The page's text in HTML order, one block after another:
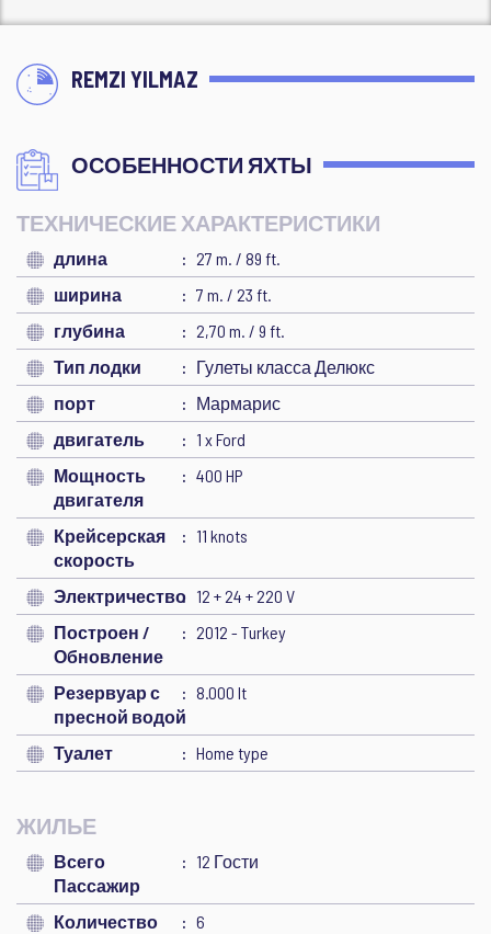
REMZI YILMAZ
ОСОБЕННОСТИ ЯХТЫ
ТЕХНИЧЕСКИЕ ХАРАКТЕРИСТИКИ
длина
27 m. / 89 ft.
ширина
7 m. / 23 ft.
глубина
2,70 m. / 9 ft.
Тип лодки
Гулеты класса Делюкс
порт
Мармарис
двигатель
1 x Ford
Мощность
двигателя
400 HP
Крейсерская
скорость
11 knots
Электричество 12 + 24 + 220 V
Построен /
Обновление
2012 - Turkey
Резервуар с
пресной водой
8.000 lt
Туалет Home type
ЖИЛЬЕ
Всего
Пассажир
12 Гости
Количество
6